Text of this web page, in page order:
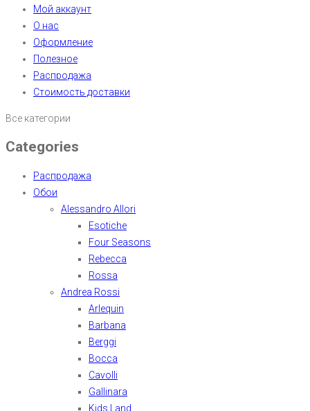
Мой аккаунт
О нас
Оформление
Полезное
Распродажа
Стоимость доставки
Все категории
Categories
Распродажа
Обои
Alessandro Allori
Esotiche
Four Seasons
Rebecca
Rossa
Andrea Rossi
Arlequin
Barbana
Berggi
Bocca
Cavolli
Gallinara
Kids Land